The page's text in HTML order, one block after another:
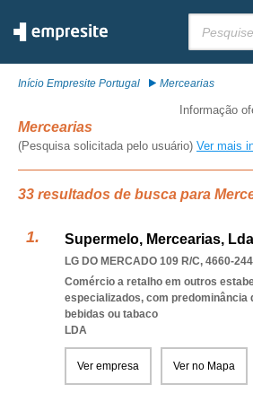
Início Empresite Portugal Mercearias
Informação
Mercearias
(Pesquisa solicitada pelo usuário) Ver mais
33 resultados de busca para
Supermelo, Mercearias, Lda
LG DO MERCADO 109 R/C, 4660-244
Comércio a retalho em outros
especializados, com predominância
bebidas ou tabaco
LDA
Ver empresa Ver no Mapa